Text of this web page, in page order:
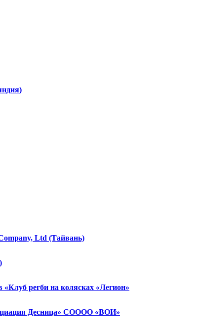
Ltd (Тайвань)
регби на колясках «Легион»
Десница» СОООО «ВОИ»